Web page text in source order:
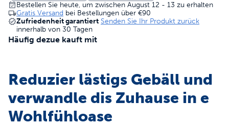
Bestellen Sie heute, um zwischen August 12 - 13 zu erhalten
Gratis Versand bei Bestellungen über €90
Zufriedenheit garantiert Senden Sie Ihr Produkt zurück
innerhalb von 30 Tagen
Häufig dezue kauft mit
Reduzier lästigs Gebäll und
verwandle dis Zuhause in e
Wohlfühloase